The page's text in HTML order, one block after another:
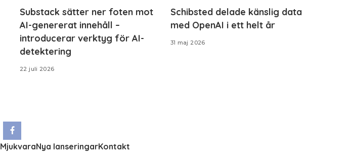
Substack sätter ner foten mot
AI-genererat innehåll –
introducerar verktyg för AI-
detektering
22 juli 2026
Schibsted delade känslig data
med OpenAI i ett helt år
31 maj 2026
MjukvaraNya lanseringarKontakt